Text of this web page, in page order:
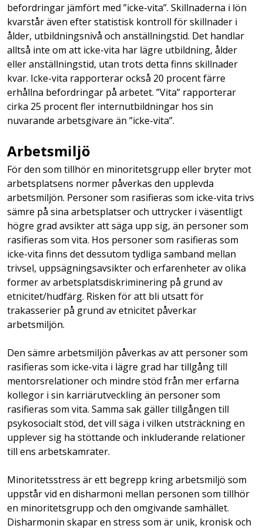
befordringar jämfört med ”icke-vita”. Skillnaderna i lön
kvarstår även efter statistisk kontroll för skillnader i
ålder, utbildningsnivå och anställningstid. Det handlar
alltså inte om att icke-vita har lägre utbildning, ålder
eller anställningstid, utan trots detta finns skillnader
kvar. Icke-vita rapporterar också 20 procent färre
erhållna befordringar på arbetet. ”Vita” rapporterar
cirka 25 procent fler internutbildningar hos sin
nuvarande arbetsgivare än ”icke-vita”.
Arbetsmiljö
För den som tillhör en minoritetsgrupp eller bryter mot
arbetsplatsens normer påverkas den upplevda
arbetsmiljön. Personer som rasifieras som icke-vita trivs
sämre på sina arbetsplatser och uttrycker i väsentligt
högre grad avsikter att säga upp sig, än personer som
rasifieras som vita. Hos personer som rasifieras som
icke-vita finns det dessutom tydliga samband mellan
trivsel, uppsägningsavsikter och erfarenheter av olika
former av arbetsplatsdiskriminering på grund av
etnicitet/hudfärg. Risken för att bli utsatt för
trakasserier på grund av etnicitet påverkar
arbetsmiljön.
Den sämre arbetsmiljön påverkas av att personer som
rasifieras som icke-vita i lägre grad har tillgång till
mentorsrelationer och mindre stöd från mer erfarna
kollegor i sin karriärutveckling än personer som
rasifieras som vita. Samma sak gäller tillgången till
psykosocialt stöd, det vill säga i vilken utsträckning en
upplever sig ha stöttande och inkluderande relationer
till ens arbetskamrater.
Minoritetsstress är ett begrepp kring arbetsmiljö som
uppstår vid en disharmoni mellan personen som tillhör
en minoritetsgrupp och den omgivande samhället.
Disharmonin skapar en stress som är unik, kronisk och